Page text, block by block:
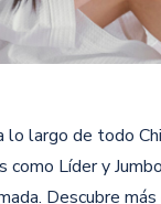
lo largo de todo
como Líder y
Descubre más